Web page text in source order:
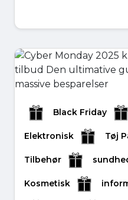
Black Friday
Elektronisk Tøj
Tilbehør
Kosmetisk